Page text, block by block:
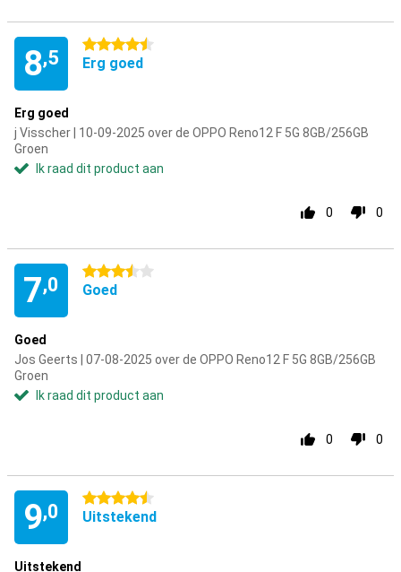
8,5
4.5 sterren
Erg goed
Erg goed
j Visscher | 10-09-2025 over de OPPO Reno12 F 5G 8GB/256GB
Groen
Ik raad dit product aan
0 0
7,0
3.5 sterren
Goed
Goed
Jos Geerts | 07-08-2025 over de OPPO Reno12 F 5G 8GB/256GB
Groen
Ik raad dit product aan
0 0
9,0
4.5 sterren
Uitstekend
Uitstekend